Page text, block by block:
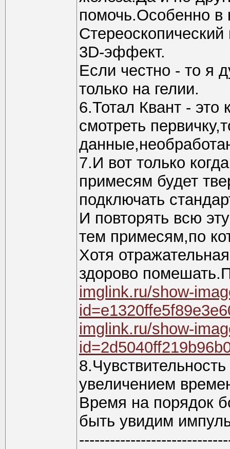
помочь.Особенно в
3D-эффект.
Если честно - то я
только на гелии.
6.Тотал Квант - это
смотреть
7.И вот только
примесям будет
подключать
И повторять всю
тем примесям,по
Хотя
здорово
imglink.ru/show-
imglink.ru/show-
увеличением
Время на порядок
быть увидим